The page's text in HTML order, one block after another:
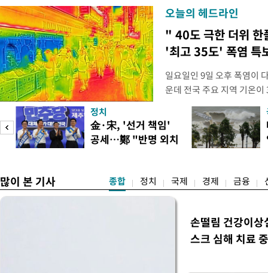
오늘의 헤드라인
" 40도 극한 더위 한
'최고 35도' 폭염 특
일요일인 9일 오후 폭염이
운데 전국 주요 지역 기온
더위가 꺾인 분위기다. 기
도(오산, 안성, 용인남부,
화순, 보성, 광양, 강진, 영
면 제외), 곡성북부, 곡성남
정치
金·宋, '선거 책임'
공세…鄭 "반명 외치
많이 본 기사 종합 정치 국제 경제 금융
손떨림 건강이
스크 심해 치료